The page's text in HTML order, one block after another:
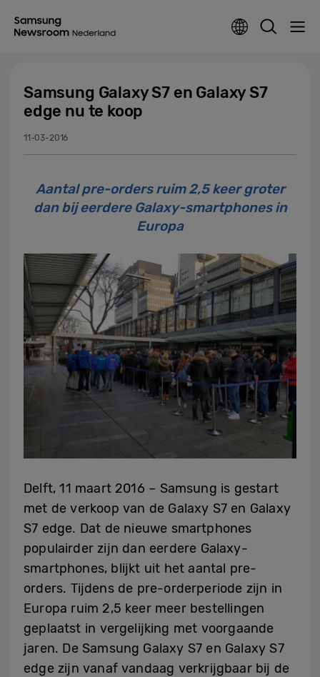
Samsung Galaxy S7 en Galaxy S7
edge nu te koop
11-03-2016
Aantal pre-orders ruim 2,5 keer groter
dan bij eerdere Galaxy-smartphones in
Europa
Delft, 11 maart 2016 – Samsung is gestart
met de verkoop van de Galaxy S7 en Galaxy
S7 edge. Dat de nieuwe smartphones
populairder zijn dan eerdere Galaxy-
smartphones, blijkt uit het aantal pre-
orders. Tijdens de pre-orderperiode zijn in
Europa ruim 2,5 keer meer bestellingen
geplaatst in vergelijking met voorgaande
jaren. De Samsung Galaxy S7 en Galaxy S7
edge zijn vanaf vandaag verkrijgbaar bij de